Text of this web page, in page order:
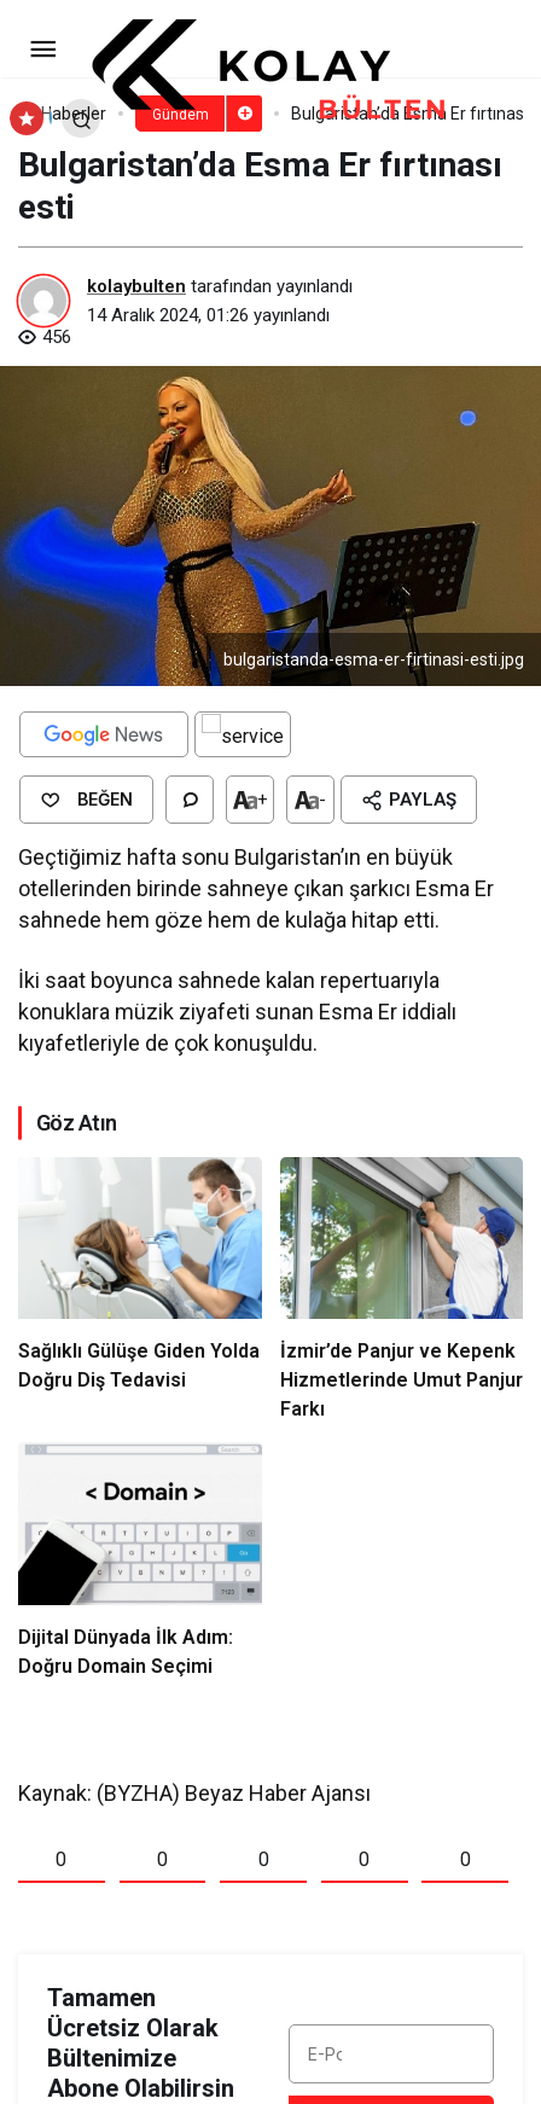
Haberler Gündem Bulgaristan’da Esma Er fırtınası
Bulgaristan’da Esma Er fırtınası
esti
kolaybulten tarafından yayınlandı
14 Aralık 2024, 01:26 yayınlandı
456
bulgaristanda-esma-er-firtinasi-esti.jpg
BEĞEN + - PAYLAŞ
Geçtiğimiz hafta sonu Bulgaristan’ın en büyük
otellerinden birinde sahneye çıkan şarkıcı Esma Er
sahnede hem göze hem de kulağa hitap etti.
İki saat boyunca sahnede kalan repertuarıyla
konuklara müzik ziyafeti sunan Esma Er iddialı
kıyafetleriyle de çok konuşuldu.
Göz Atın
Sağlıklı Gülüşe Giden Yolda
Doğru Diş Tedavisi
İzmir’de Panjur ve Kepenk
Hizmetlerinde Umut Panjur
Farkı
Dijital Dünyada İlk Adım:
Doğru Domain Seçimi
Kaynak: (BYZHA) Beyaz Haber Ajansı
0 0 0 0 0
Tamamen
Ücretsiz Olarak
Bültenimize
Abone Olabilirsin
Çok Yakında Disney+’ta
İzleyicilerle Buluşacak Burak Deniz ve
Öykü Karayel’in Başrollerini Paylaştığı
Yayınlandı!
Yorum Yap Paylaş